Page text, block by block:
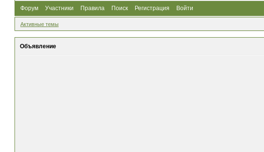
Форум Участники Правила Поиск Регистрация Войти
Активные темы
Объявление